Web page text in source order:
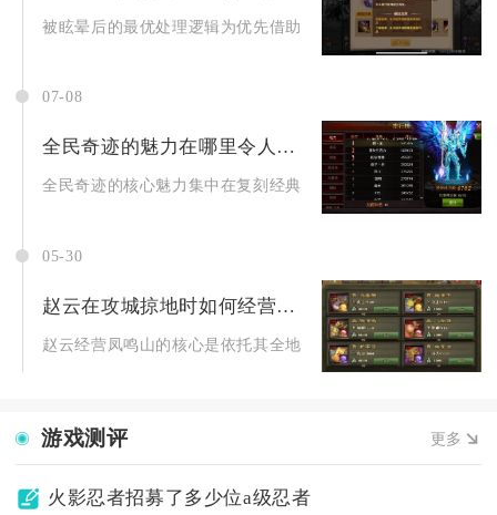
被眩晕后的最优处理逻辑为优先借助己方辅助魂师即时解控，
07-08
全民奇迹的魅力在哪里令人心动
全民奇迹的核心魅力集中在复刻经典魔幻画质、分层自由打宝
05-30
赵云在攻城掠地时如何经营凤鸣山
赵云经营凤鸣山的核心是依托其全地形优势与自动战法机制，
游戏测评 更多
火影忍者招募了多少位a级忍者